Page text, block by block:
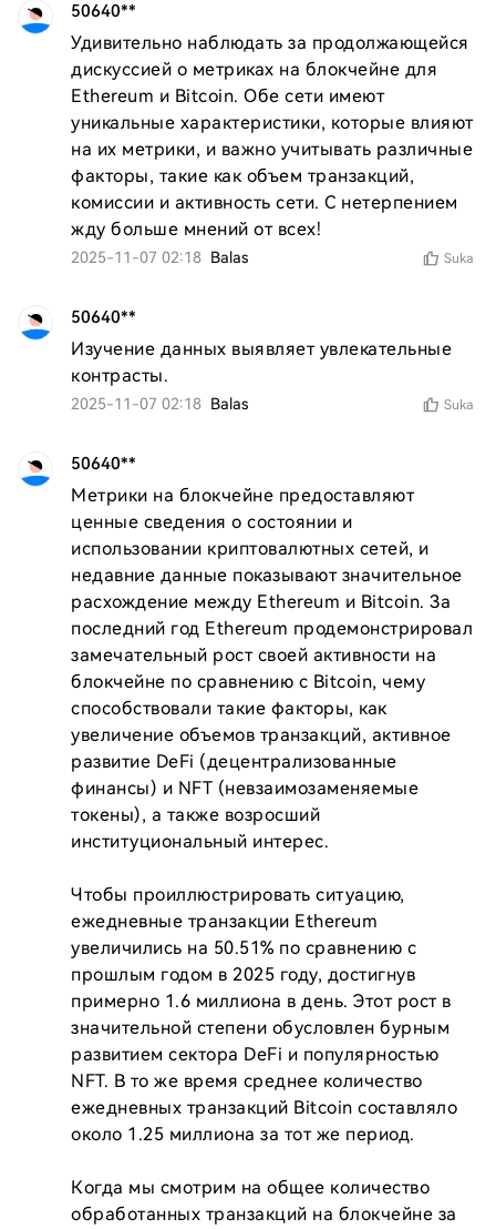
50640**
Удивительно наблюдать за продолжающейся
дискуссией о метриках на блокчейне для
Ethereum и Bitcoin. Обе сети имеют
уникальные характеристики, которые влияют
на их метрики, и важно учитывать различные
факторы, такие как объем транзакций,
комиссии и активность сети. С нетерпением
жду больше мнений от всех!
2025-11-07 02:18 Balas Suka
50640**
Изучение данных выявляет увлекательные
контрасты.
2025-11-07 02:18 Balas Suka
50640**
Метрики на блокчейне предоставляют
ценные сведения о состоянии и
использовании криптовалютных сетей, и
недавние данные показывают значительное
расхождение между Ethereum и Bitcoin. За
последний год Ethereum продемонстрировал
замечательный рост своей активности на
блокчейне по сравнению с Bitcoin, чему
способствовали такие факторы, как
увеличение объемов транзакций, активное
развитие DeFi (децентрализованные
финансы) и NFT (невзаимозаменяемые
токены), а также возросший
институциональный интерес.
Чтобы проиллюстрировать ситуацию,
ежедневные транзакции Ethereum
увеличились на 50.51% по сравнению с
прошлым годом в 2025 году, достигнув
примерно 1.6 миллиона в день. Этот рост в
значительной степени обусловлен бурным
развитием сектора DeFi и популярностью
NFT. В то же время среднее количество
ежедневных транзакций Bitcoin составляло
около 1.25 миллиона за тот же период.
Когда мы смотрим на общее количество
обработанных транзакций на блокчейне за